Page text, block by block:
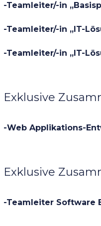
-Teamleiter/-in
-Teamleiter/-in „IT-
-Teamleiter/-in „IT-
Exklusive
-Web Applikations-
Exklusive
-Teamleiter Software